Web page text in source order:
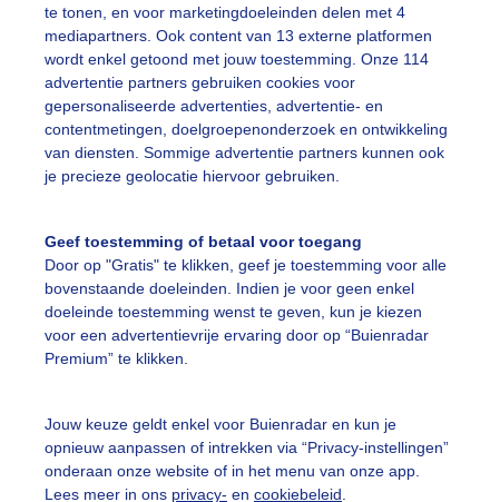
te tonen, en voor marketingdoeleinden delen met 4
mediapartners. Ook content van 13 externe platformen
wordt enkel getoond met jouw toestemming. Onze 114
advertentie partners gebruiken cookies voor
gepersonaliseerde advertenties, advertentie- en
contentmetingen, doelgroepenonderzoek en ontwikkeling
van diensten. Sommige advertentie partners kunnen ook
je precieze geolocatie hiervoor gebruiken.
Geef toestemming of betaal voor toegang
Door op "Gratis" te klikken, geef je toestemming voor alle
bovenstaande doeleinden. Indien je voor geen enkel
doeleinde toestemming wenst te geven, kun je kiezen
voor een advertentievrije ervaring door op “Buienradar
Premium” te klikken.
Jouw keuze geldt enkel voor Buienradar en kun je
opnieuw aanpassen of intrekken via “Privacy-instellingen”
onderaan onze website of in het menu van onze app.
Lees meer in ons privacy- en cookiebeleid
Lente
slideshow
Een moment
vragen
De Bilt